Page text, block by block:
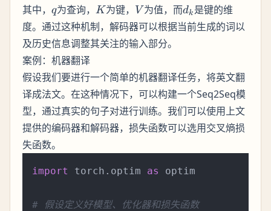
其中， q
q为查询， K
K为键， V
V 为值，而d_k
dk 是键的维
度。通过这种机制，解码器可以根据当前生成的词以
及历史信息调整其关注的输入部分。
案例：机器翻译
假设我们要进行一个简单的机器翻译任务，将英文翻
译成法文。在这种情况下，可以构建一个Seq2Seq模
型，通过真实的句子对进行训练。我们可以使用上文
提供的编码器和解码器，损失函数可以选用交叉熵损
失函数。
import torch.optim as optim
# 假设定义好模型、优化器和损失函数